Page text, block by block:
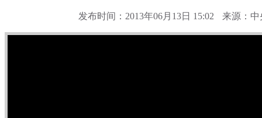
发布时间：2013年06月13日 15:02 来源：中